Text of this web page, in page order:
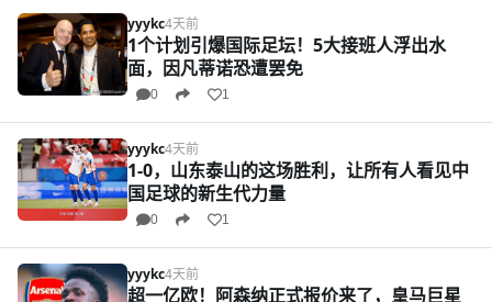
yyykc4天前
1个计划引爆国际足坛！5大接班人浮出水
面，因凡蒂诺恐遭罢免
0 1
yyykc4天前
1-0，山东泰山的这场胜利，让所有人看见中
国足球的新生代力量
0 1
yyykc4天前
超一亿欧！阿森纳正式报价来了，皇马巨星